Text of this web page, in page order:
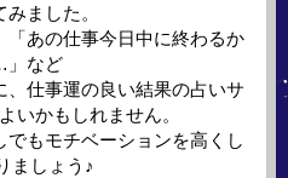
みました。
「あの仕事今日中に終わるか
」など
、仕事運の良い結果の占いサ
いかもしれません。
でもモチベーションを高くし
ましょう♪